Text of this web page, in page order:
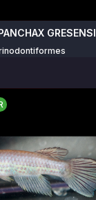
GRESENSI